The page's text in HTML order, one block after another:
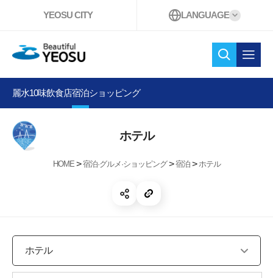
YEOSU CITY LANGUAGE
Beautiful YEOSU
検索
オー
麗水10味飲食店宿泊ショッピング
ホテル
HOME>宿泊·グルメ·ショッピング>宿泊>ホテル
共有する 開く
ホテル